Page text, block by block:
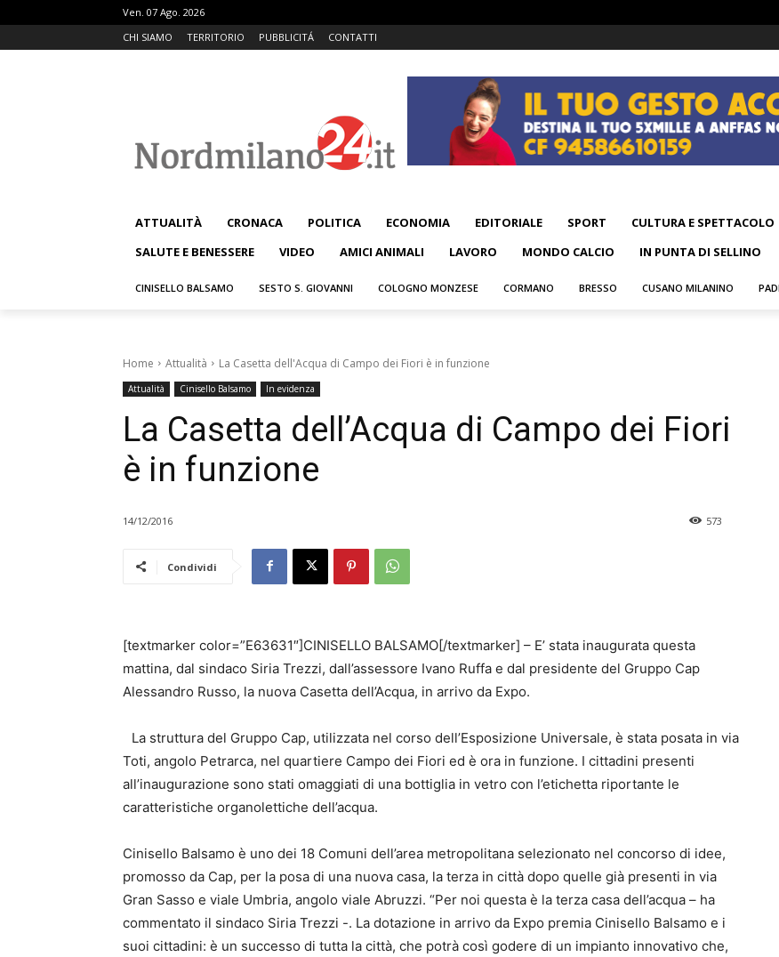
Ven. 07 Ago. 2026
CHI SIAMO
TERRITORIO PUBBLICITÁ CONTATTI
ATTUALITÀ CRONACA POLITICA ECONOMIA EDITORIALE SPORT CULTURA E SPETTACOLO
SALUTE E BENESSERE
VIDEO AMICI ANIMALI LAVORO MONDO CALCIO IN PUNTA DI SELLINO
CINISELLO BALSAMO SESTO S. GIOVANNI COLOGNO MONZESE CORMANO BRESSO CUSANO MILANINO
Home Attualità La Casetta dell'Acqua di Campo dei Fiori è in funzione
Attualità Cinisello Balsamo In evidenza
La Casetta dell’Acqua di Campo dei Fiori
è in funzione
14/12/2016 573
Condividi
[textmarker color=”E63631″]CINISELLO BALSAMO[/textmarker] – E’ stata inaugurata questa
mattina, dal sindaco Siria Trezzi, dall’assessore Ivano Ruffa e dal presidente del Gruppo Cap
Alessandro Russo, la nuova Casetta dell’Acqua, in arrivo da Expo.
La struttura del Gruppo Cap, utilizzata nel corso dell’Esposizione Universale, è stata posata in via
Toti, angolo Petrarca, nel quartiere Campo dei Fiori ed è ora in funzione. I cittadini presenti
all’inaugurazione sono stati omaggiati di una bottiglia in vetro con l’etichetta riportante le
caratteristiche organolettiche dell’acqua.
Cinisello Balsamo è uno dei 18 Comuni dell’area metropolitana selezionato nel concorso di idee,
promosso da Cap, per la posa di una nuova casa, la terza in città dopo quelle già presenti in via
Gran Sasso e viale Umbria, angolo viale Abruzzi. “Per noi questa è la terza casa dell’acqua – ha
commentato il sindaco Siria Trezzi -. La dotazione in arrivo da Expo premia Cinisello Balsamo e i
suoi cittadini: è un successo di tutta la città, che potrà così godere di un impianto innovativo che,